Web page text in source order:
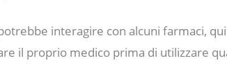
interagire con alcuni farmaci,
il proprio medico prima di utilizzare